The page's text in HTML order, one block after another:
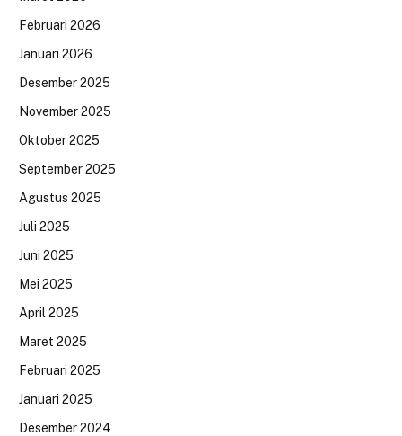
Februari 2026
Januari 2026
Desember 2025
November 2025
Oktober 2025
September 2025
Agustus 2025
Juli 2025
Juni 2025
Mei 2025
April 2025
Maret 2025
Februari 2025
Januari 2025
Desember 2024